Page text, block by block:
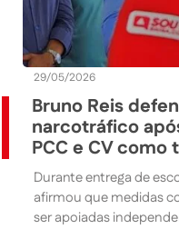
29/05/2026
Bruno Reis
narcotráfico
PCC e CV como
Durante entrega de
afirmou que medidas
ser apoiadas